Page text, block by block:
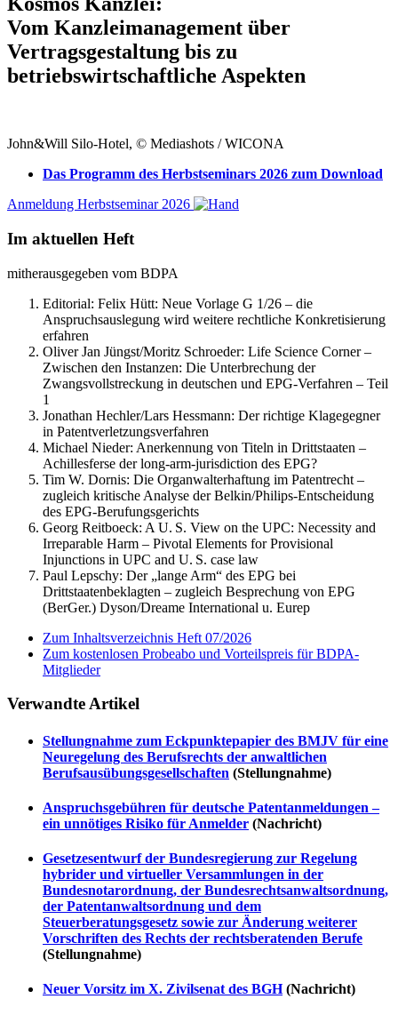
Vom Kanzleimanagement über
Vertragsgestaltung bis zu
betriebswirtschaftliche Aspekten
John&Will Silo-Hotel, © Mediashots / WICONA
Das Programm des Herbstseminars 2026 zum Download
Anmeldung Herbstseminar 2026
Im aktuellen Heft
mitherausgegeben vom BDPA
Editorial: Felix Hütt: Neue Vorlage G 1/26 – die
Anspruchsauslegung wird weitere rechtliche Konkretisierung
erfahren
Oliver Jan Jüngst/Moritz Schroeder: Life Science Corner –
Zwischen den Instanzen: Die Unterbrechung der
Zwangsvollstreckung in deutschen und EPG-Verfahren – Teil
1
Jonathan Hechler/Lars Hessmann: Der richtige Klagegegner
in Patentverletzungsverfahren
Michael Nieder: Anerkennung von Titeln in Drittstaaten –
Achillesferse der long-arm-jurisdiction des EPG?
Tim W. Dornis: Die Organwalterhaftung im Patentrecht –
zugleich kritische Analyse der Belkin/Philips-Entscheidung
des EPG-Berufungsgerichts
Georg Reitboeck: A U. S. View on the UPC: Necessity and
Irreparable Harm – Pivotal Elements for Provisional
Injunctions in UPC and U. S. case law
Paul Lepschy: Der „lange Arm“ des EPG bei
Drittstaatenbeklagten – zugleich Besprechung von EPG
(BerGer.) Dyson/Dreame International u. Eurep
Zum Inhaltsverzeichnis Heft 07/2026
Zum kostenlosen Probeabo und Vorteilspreis für BDPA-
Mitglieder
Verwandte Artikel
Stellungnahme zum Eckpunktepapier des BMJV für eine
Neuregelung des Berufsrechts der anwaltlichen
Berufsausübungsgesellschaften (Stellungnahme)
Anspruchsgebühren für deutsche Patentanmeldungen –
ein unnötiges Risiko für Anmelder (Nachricht)
Gesetzesentwurf der Bundesregierung zur Regelung
hybrider und virtueller Versammlungen in der
Bundesnotarordnung, der Bundesrechtsanwaltsordnung,
der Patentanwaltsordnung und dem
Steuerberatungsgesetz sowie zur Änderung weiterer
Vorschriften des Rechts der rechtsberatenden Berufe
(Stellungnahme)
Neuer Vorsitz im X. Zivilsenat des BGH(Nachricht)